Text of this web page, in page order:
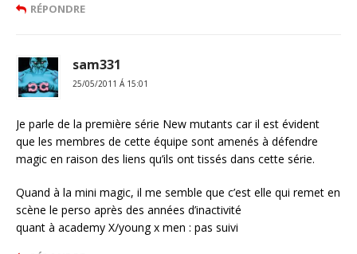
RÉPONDRE
sam331
25/05/2011 Á 15:01
Je parle de la première série New mutants car il est évident
que les membres de cette équipe sont amenés à défendre
magic en raison des liens qu’ils ont tissés dans cette série.
Quand à la mini magic, il me semble que c’est elle qui remet en
scène le perso après des années d’inactivité
quant à academy X/young x men : pas suivi